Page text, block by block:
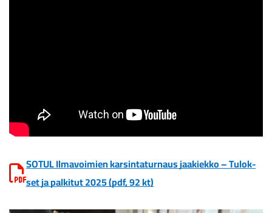
SOTUL Il­ma­voi­mien kar­sin­ta­tur­naus jaa­kiek­ko – Tu­lok­
set ja pal­ki­tut 2025(pdf, 92 kt)